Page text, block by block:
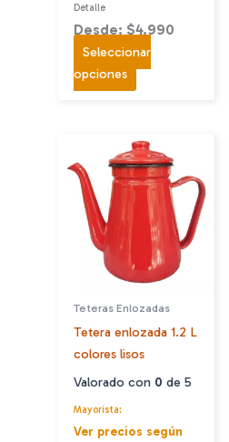
Detalle
Desde: $4.990
Seleccionar
opciones Este
producto
múltiples
variantes.
Las
opciones
pueden
elegir
la
página
de
producto
Teteras Enlozadas
Tetera enlozada 1.2 L
colores lisos
Valorado con 0 de 5
Mayorista:
Ver precios según